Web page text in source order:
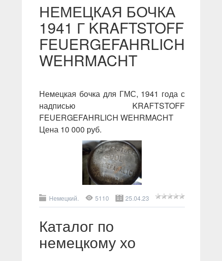
НЕМЕЦКАЯ БОЧКА
1941 Г KRAFTSTOFF
FEUERGEFAHRLICH
WEHRMACHT
Немецкая бочка для ГМС, 1941 года с
надписью KRAFTSTOFF
FEUERGEFAHRLICH WEHRMACHT
Цена 10 000 руб.
Немецкий. 5110 25.04.23
Каталог по
немецкому хо